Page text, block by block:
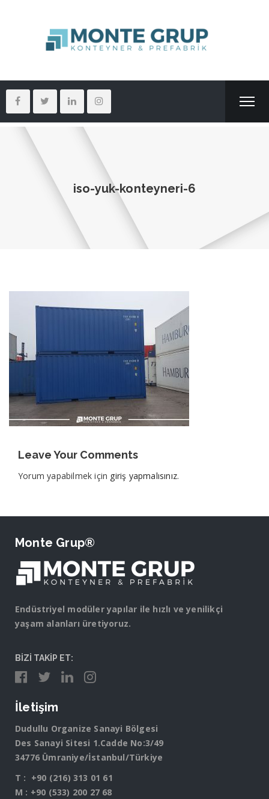
iso-yuk-konteyneri-6
Leave Your Comments
Yorum yapabilmek için giriş yapmalısınız.
Monte Grup®
Endüstriyel modüler yapılar ile hızlı ve yenilikçi
yaşam alanları üretiyoruz.
BİZİ TAKİP ET:
İletişim
Dudullu Organize Sanayi Bölgesi
Des Sanayi Sitesi 1.Cadde No:3/49
34776 Ümraniye/İstanbul/Türkiye
T : +90 (216) 313 01 61
M : +90 (533) 200 27 68